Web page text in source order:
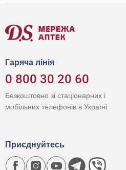
Гаряча лінія
0 800 30 20 60
Безкоштовно зі стаціонарних і
мобільних телефонів в Україні
Приєднуйтесь